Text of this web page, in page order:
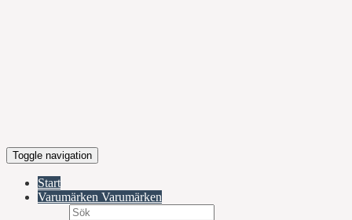
Toggle navigation
Start
Varumärken Varumärken